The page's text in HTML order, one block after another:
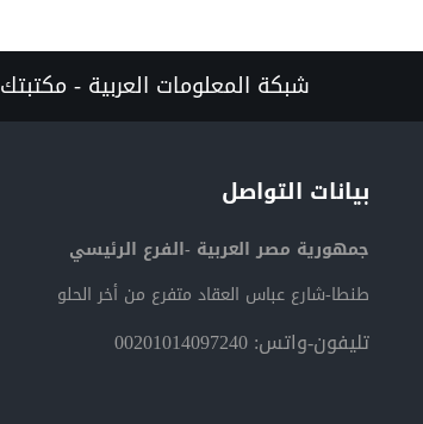
شبكة المعلومات العربية - مكتبتك
بيانات التواصل
جمهورية مصر العربية -الفرع الرئيسي
طنطا-شارع عباس العقاد متفرع من أخر الحلو
تليفون-واتس: 00201014097240